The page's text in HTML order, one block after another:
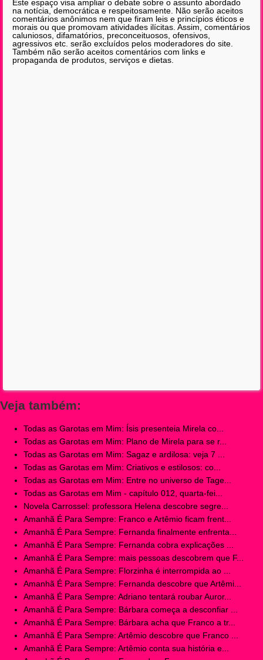
Este espaço visa ampliar o debate sobre o assunto abordado
na notícia, democrática e respeitosamente. Não serão aceitos
comentários anônimos nem que firam leis e princípios éticos e
morais ou que promovam atividades ilícitas. Assim, comentários
caluniosos, difamatórios, preconceituosos, ofensivos,
agressivos etc. serão excluídos pelos moderadores do site.
Também não serão aceitos comentários com links e
propaganda de produtos, serviços e dietas.
Veja também:
Todas as Garotas em Mim: Ísis presenteia Mirela co...
Todas as Garotas em Mim: Plano de Mirela para se r...
Todas as Garotas em Mim: Sagaz e ardilosa: veja 7 ...
Todas as Garotas em Mim: Criativos e estilosos: co...
Todas as Garotas em Mim: Entre no universo de Tage...
Todas as Garotas em Mim - capítulo 012, quarta-fei...
Novela Carrossel: professora Helena descobre segre...
Amanhã É Para Sempre: Franco e Artêmio ficam frent...
Amanhã É Para Sempre: Fernanda finalmente enfrenta...
Amanhã É Para Sempre: Fernanda cobra explicações ...
Amanhã É Para Sempre: mais pessoas descobrem que F...
Amanhã É Para Sempre: Florzinha é interrompida ao ...
Amanhã É Para Sempre: Fernanda descobre que Artêmi...
Amanhã É Para Sempre: Adriano tentará roubar Auror...
Amanhã É Para Sempre: Bárbara começa a desconfiar ...
Amanhã É Para Sempre: Bárbara acha que Franco a tr...
Amanhã É Para Sempre: Artêmio descobre que Franco ...
Amanhã É Para Sempre: Artêmio conta sua história e...